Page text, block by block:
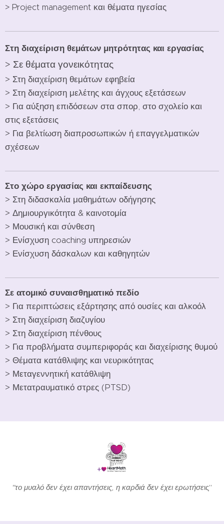
> Project management και θέματα ηγεσίας
Στη διαχείριση θεμάτων μητρότητας και εργασίας
> Σε θέματα γονεικότητας
> Στη διαχείριση θεμάτων εφηβεία
> Στη διαχείριση μελέτης και άγχους εξετάσεων
> Για αύξηση επιδόσεων στα σπορ, στο σχολείο και
στις εξετάσεις
> Για βελτίωση διαπροσωπικών ή επαγγελματικών
σχέσεων
Στο χώρο εργασίας και εκπαίδευσης
> Στη διδασκαλία μαθημάτων οδήγησης
> Δημιουργικότητα & καινοτομία
> Μουσική και σύνθεση
> Ενίσχυση coaching υπηρεσιών
> Ενίσχυση δάσκαλων και καθηγητών
Σε ατομικό συναισθηματικό πεδίο
> Για περιπτώσεις εξάρτησης από ουσίες και αλκοόλ
> Στη διαχείριση διαζυγίου
> Στη διαχείριση πένθους
> Για προβλήματα συμπεριφοράς και διαχείρισης θυμού
> Θέματα κατάθλιψης και νευρικότητας
> Μεταγεννητική κατάθλιψη
> Μετατραυματικό στρες (PTSD)
''το μυαλό δεν έχει απαντήσεις, η καρδιά δεν έχει ερωτήσεις''